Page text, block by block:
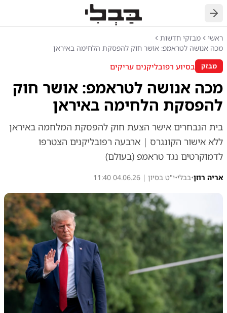
חזרה
ראשי
מבזקי חדשות
מכה אנושה לטראמפ: אושר חוק להפסקת הלחימה באיראן
מבזק בסיוע רפובליקנים עריקים
מכה אנושה לטראמפ: אושר חוק
להפסקת הלחימה באיראן
בית הנבחרים אישר הצעת חוק להפסקת המלחמה באיראן
ללא אישור הקונגרס | ארבעה רפובליקנים הצטרפו
לדמוקרטים נגד טראמפ (בעולם)
אריה רוזן•בבלי•י"ט בסיון | 04.06.26 11:40